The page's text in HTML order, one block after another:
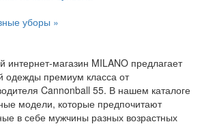
уборы »
интернет-магазин MILANO предлагает
одежды премиум класса от
Cannonball 55. В нашем каталоге
модели, которые предпочитают
в себе мужчины разных возрастных